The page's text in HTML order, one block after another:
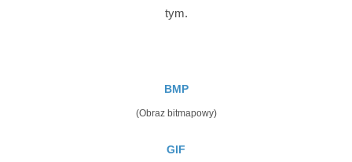
tym.
BMP
(Obraz bitmapowy)
GIF